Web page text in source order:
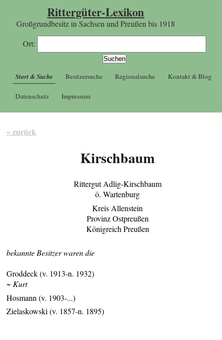
Rittergüter-Lexikon
Großgrundbesitz in Sachsen und Preußen bis 1918
Ort:
Start & Suche Besitzersuche Regionalsuche Kontakt & Blog
Datenschutz Impressum
« zurück
Kirschbaum
Rittergut Adlig-Kirschbaum
ö. Wartenburg
Kreis Allenstein
Provinz Ostpreußen
Königreich Preußen
bekannte Besitzer waren die
Groddeck (v. 1913-n. 1932)
~ Kurt
Hosmann (v. 1903-...)
Zielaskowski (v. 1857-n. 1895)